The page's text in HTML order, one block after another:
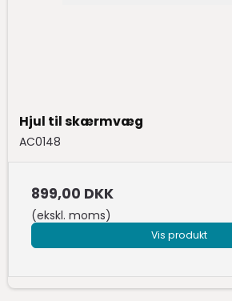
Hjul til skærmvæg
AC0148
899,00 DKK
(ekskl. moms)
Vis produkt